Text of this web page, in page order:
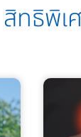
สิทธิพิเ